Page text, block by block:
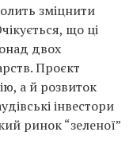
зміцнити
що ці
двох
Проєкт
а й розвиток
інвестори
ринок “зеленої”